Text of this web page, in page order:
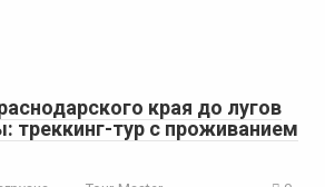
края до лугов
треккинг-тур с проживанием